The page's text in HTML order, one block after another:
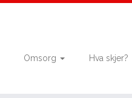
Omsorg
Hva skjer?